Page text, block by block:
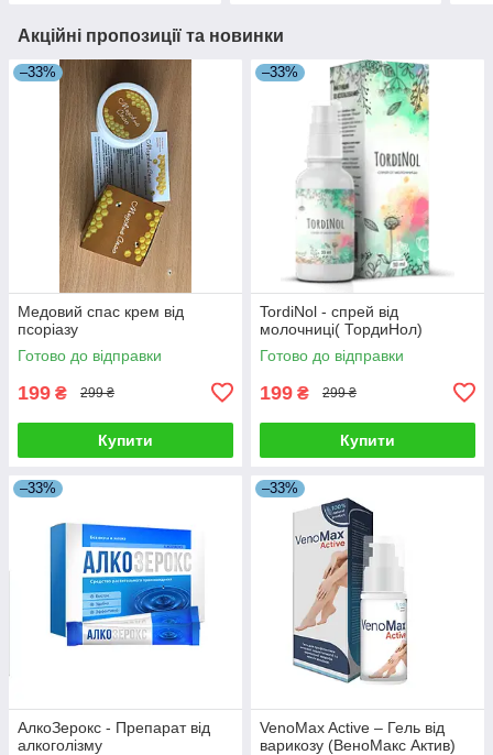
Акційні пропозиції та новинки
–33%
Медовий спас крем від
псоріазу
Готово до відправки
199 ₴ 299 ₴
Купити
–33%
TordiNol - спрей від
молочниці( ТордиНол)
Готово до відправки
199 ₴ 299 ₴
Купити
–33%
АлкоЗерокс - Препарат від
алкоголізму
–33%
VenoMax Active – Гель від
варикозу (ВеноМакс Актив)